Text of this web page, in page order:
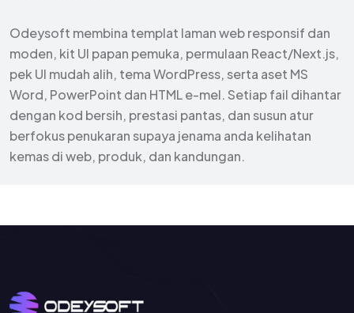
Odeysoft membina templat laman web responsif dan
moden, kit UI papan pemuka, permulaan React/Next.js,
pek UI mudah alih, tema WordPress, serta aset MS
Word, PowerPoint dan HTML e-mel. Setiap fail dihantar
dengan kod bersih, prestasi pantas, dan susun atur
berfokus penukaran supaya jenama anda kelihatan
kemas di web, produk, dan kandungan.